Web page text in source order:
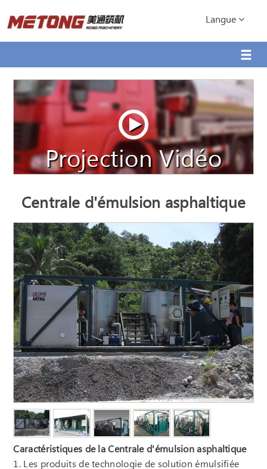
Langue
Projection Vidéo
Centrale d'émulsion asphaltique
Caractéristiques de la Centrale d'émulsion asphaltique
1. Les produits de technologie de solution émulsifiée